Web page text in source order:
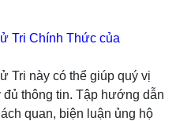
Tri Chính Thức của
Tri này có thể giúp quý vị
thông tin. Tập hướng dẫn
quan, biện luận ủng hộ